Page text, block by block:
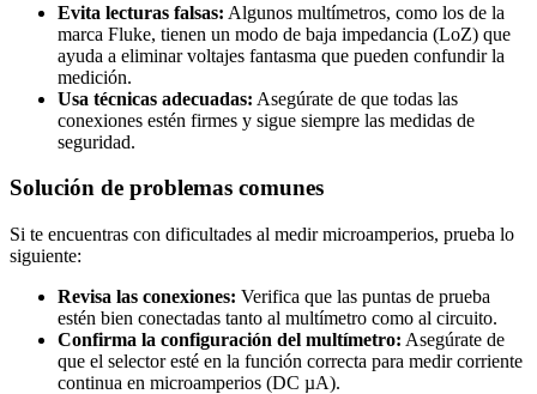
Evita lecturas falsas: Algunos multímetros, como los de la
marca Fluke, tienen un modo de baja impedancia (LoZ) que
ayuda a eliminar voltajes fantasma que pueden confundir la
medición.
Usa técnicas adecuadas: Asegúrate de que todas las
conexiones estén firmes y sigue siempre las medidas de
seguridad.
Solución de problemas comunes
Si te encuentras con dificultades al medir microamperios, prueba lo
siguiente:
Revisa las conexiones: Verifica que las puntas de prueba
estén bien conectadas tanto al multímetro como al circuito.
Confirma la configuración del multímetro: Asegúrate de
que el selector esté en la función correcta para medir corriente
continua en microamperios (DC µA).